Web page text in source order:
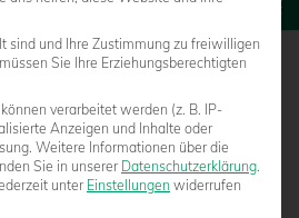
MENU
sind und Ihre Zustimmung zu freiwilligen
Sie Ihre Erziehungsberechtigten
verarbeitet werden (z. B. IP-
Anzeigen und Inhalte oder
Weitere Informationen über die
Sie in unserer Datenschutzerklärung.
unter Einstellungen widerrufen